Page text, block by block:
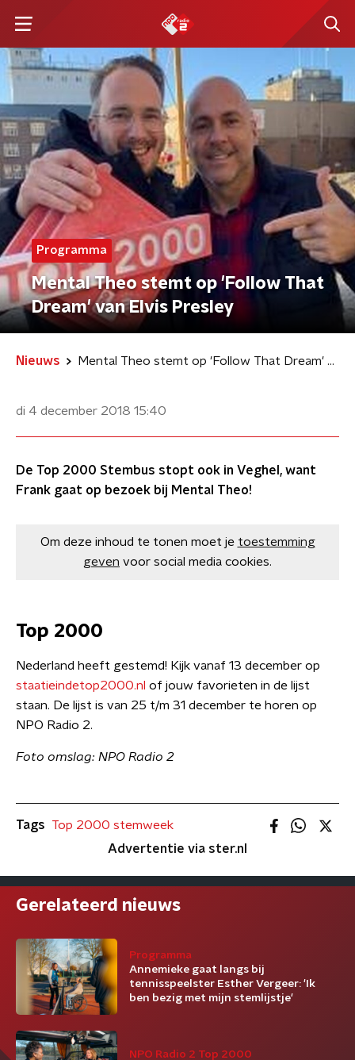
Programma
Mental Theo stemt op 'Follow That
Dream' van Elvis Presley
Nieuws Mental Theo stemt op 'Follow That Dream' van Elvis Presley
di 4 december 2018 15:40
De Top 2000 Stembus stopt ook in Veghel, want
Frank gaat op bezoek bij Mental Theo!
Om deze inhoud te tonen moet je toestemming
geven voor social media cookies.
Top 2000
​Nederland heeft gestemd! Kijk vanaf 13 december op
staatieindetop2000.nl of jouw favorieten in de lijst
staan. De lijst is van 25 t/m 31 december te horen op
NPO Radio 2.
Foto omslag: NPO Radio 2
Tags
Top 2000 stemweek
Advertentie via ster.nl
Gerelateerd nieuws
Programma
Annemieke gaat langs bij
tennisspeelster Esther Vergeer: 'Ik
ben bezig met mijn stemlijstje'
NPO Radio 2 Top 2000